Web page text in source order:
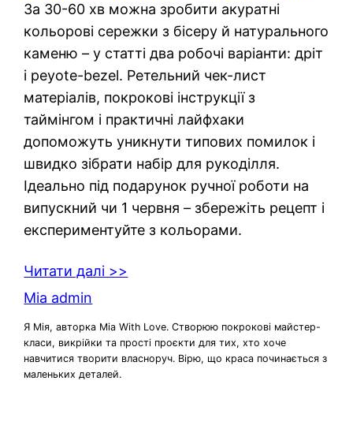
За 30-60 хв можна зробити акуратні
кольорові сережки з бісеру й натурального
каменю – у статті два робочі варіанти: дріт
і peyote-bezel. Ретельний чек-лист
матеріалів, покрокові інструкції з
таймінгом і практичні лайфхаки
допоможуть уникнути типових помилок і
швидко зібрати набір для рукоділля.
Ідеально під подарунок ручної роботи на
випускний чи 1 червня – збережіть рецепт і
експериментуйте з кольорами.
Читати далі >>
Mia admin
Я Мія, авторка Mia With Love. Створюю покрокові майстер-
класи, викрійки та прості проєкти для тих, хто хоче
навчитися творити власноруч. Вірю, що краса починається з
маленьких деталей.